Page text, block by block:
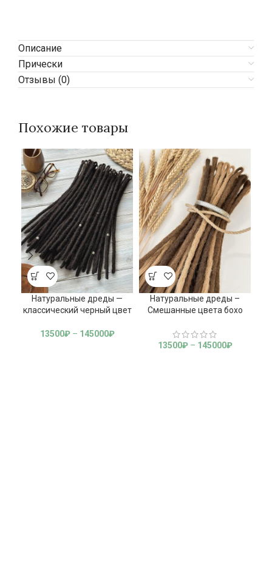
Описание
Прически
Отзывы (0)
Похожие товары
Натуральные дреды —
классический черный цвет
13500₽ – 145000₽
Натуральные дреды –
Смешанные цвета бохо
13500₽ – 145000₽